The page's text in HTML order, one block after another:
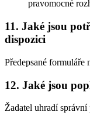
pravomocné
11. Jaké jsou
dispozici
Předepsané formuláře
12. Jaké jsou
Žadatel uhradí